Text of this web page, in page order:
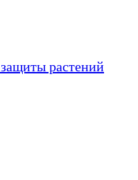
растений